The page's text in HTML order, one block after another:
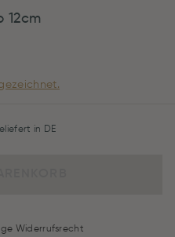
12cm
in DE
Widerrufsrecht